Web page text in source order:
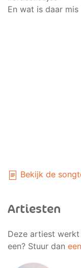
En wat is daar mis
Bekijk de
Artiesten
Deze artiest
een? Stuur dan